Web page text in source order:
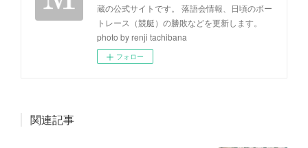
蔵の公式サイトです。 落語会情報、日頃のボー
トレース（競艇）の勝敗などを更新します。
photo by renji tachibana
フォロー
関連記事